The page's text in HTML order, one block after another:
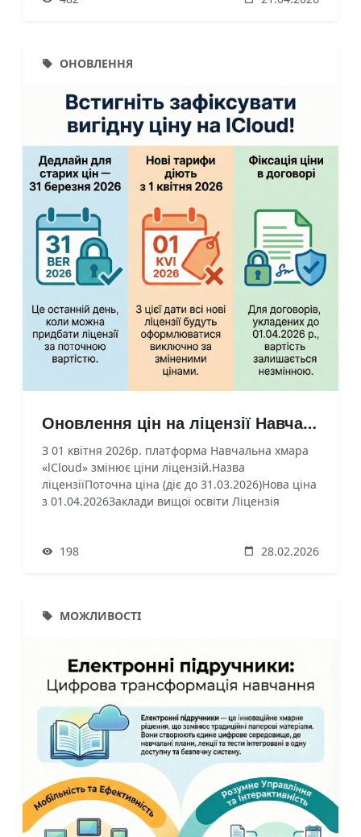
ОНОВЛЕННЯ
Оновлення цін на ліцензії Навчальної хмари «lCloud» з 01.04.2026 року
З 01 квітня 2026р. платформа Навчальна хмара
«lCloud» змінює ціни ліцензій.Назва
ліцензіїПоточна ціна (діє до 31.03.2026)Нова ціна
з 01.04.2026Заклади вищої освіти Ліцензія
Плюс» (місяць)2 800,00 грн3 920,00 грнЛіцензія
198 28.02.2026
МОЖЛИВОСТІ